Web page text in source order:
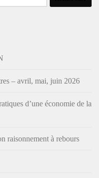
– avril, mai, juin 2026
d’une économie de la
raisonnement à rebours